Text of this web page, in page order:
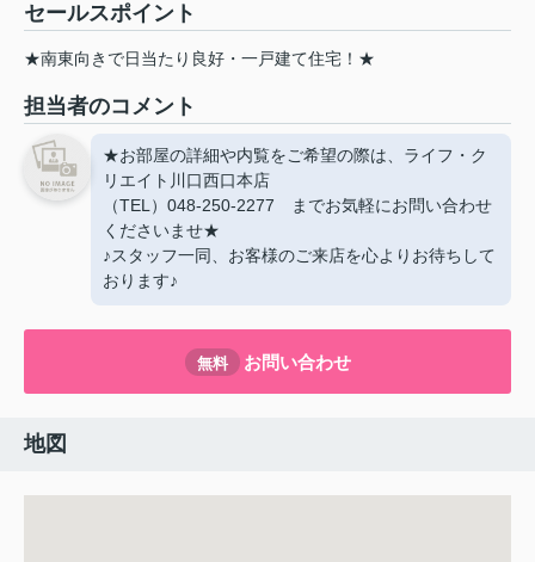
セールスポイント
★南東向きで日当たり良好・一戸建て住宅！★
担当者のコメント
★お部屋の詳細や内覧をご希望の際は、ライフ・ク
リエイト川口西口本店
（TEL）048-250-2277 までお気軽にお問い合わせ
くださいませ★
♪スタッフ一同、お客様のご来店を心よりお待ちして
おります♪
無料 お問い合わせ
地図